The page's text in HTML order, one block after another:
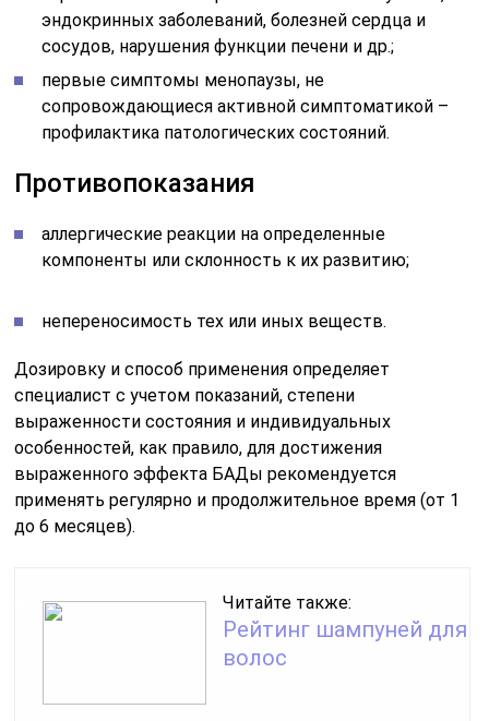
эндокринных заболеваний, болезней сердца и
сосудов, нарушения функции печени и др.;
первые симптомы менопаузы, не
сопровождающиеся активной симптоматикой –
профилактика патологических состояний.
Противопоказания
аллергические реакции на определенные
компоненты или склонность к их развитию;
непереносимость тех или иных веществ.
Дозировку и способ применения определяет
специалист с учетом показаний, степени
выраженности состояния и индивидуальных
особенностей, как правило, для достижения
выраженного эффекта БАДы рекомендуется
применять регулярно и продолжительное время (от 1
до 6 месяцев).
Читайте также:
Рейтинг шампуней для
волос